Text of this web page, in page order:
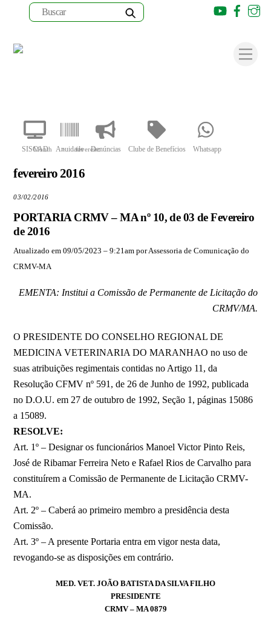
SISCAD Anuidade Denúncias Clube de Benefícios Whatsapp
Youtube
Month > fevereiro
fevereiro 2016
03/02/2016
PORTARIA CRMV – MA nº 10, de 03 de Fevereiro
de 2016
Atualizado em 09/05/2023 – 9:21am por Assessoria de Comunicação do
CRMV-MA
EMENTA: Institui a Comissão de Permanente de Licitação do
CRMV/MA.
O PRESIDENTE DO CONSELHO REGIONAL DE
MEDICINA VETERINARIA DO MARANHAO no uso de
suas atribuições regimentais contidas no Artigo 11, da
Resolução CFMV nº 591, de 26 de Junho de 1992, publicada
no D.O.U. em 27 de outubro de 1992, Seção 1, páginas 15086
a 15089.
RESOLVE:
Art. 1º – Designar os funcionários Manoel Victor Pinto Reis,
José de Ribamar Ferreira Neto e Rafael Rios de Carvalho para
constituírem a Comissão de Permanente de Licitação CRMV-
MA.
Art. 2º – Caberá ao primeiro membro a presidência desta
Comissão.
Art. 3º – A presente Portaria entra em vigor nesta data,
revogando-se as disposições em contrário.
MED. VET. JOÃO BATISTA DA SILVA FILHO
PRESIDENTE
CRMV – MA 0879